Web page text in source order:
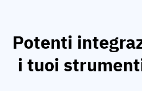
Potenti
i tuoi